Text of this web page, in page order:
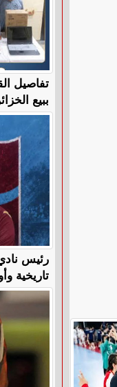
تفاصيل
ببيع
رئيس
تاريخية